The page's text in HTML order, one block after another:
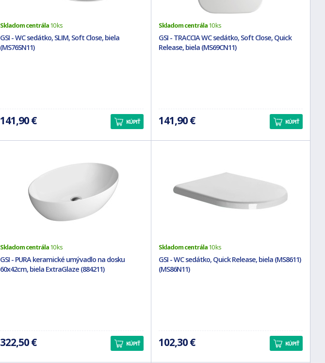
Skladom centrála10 ks
GSI - WC sedátko, SLIM, Soft Close, biela
(MS76SN11)
141,90 € KÚPIŤ
Skladom centrála10 ks
GSI - TRACCIA WC sedátko, Soft Close, Quick
Release, biela (MS69CN11)
141,90 € KÚPIŤ
Skladom centrála10 ks
GSI - PURA keramické umývadlo na dosku
60x42cm, biela ExtraGlaze (884211)
322,50 € KÚPIŤ
Skladom centrála10 ks
GSI - WC sedátko, Quick Release, biela (MS8611)
(MS86N11)
102,30 € KÚPIŤ